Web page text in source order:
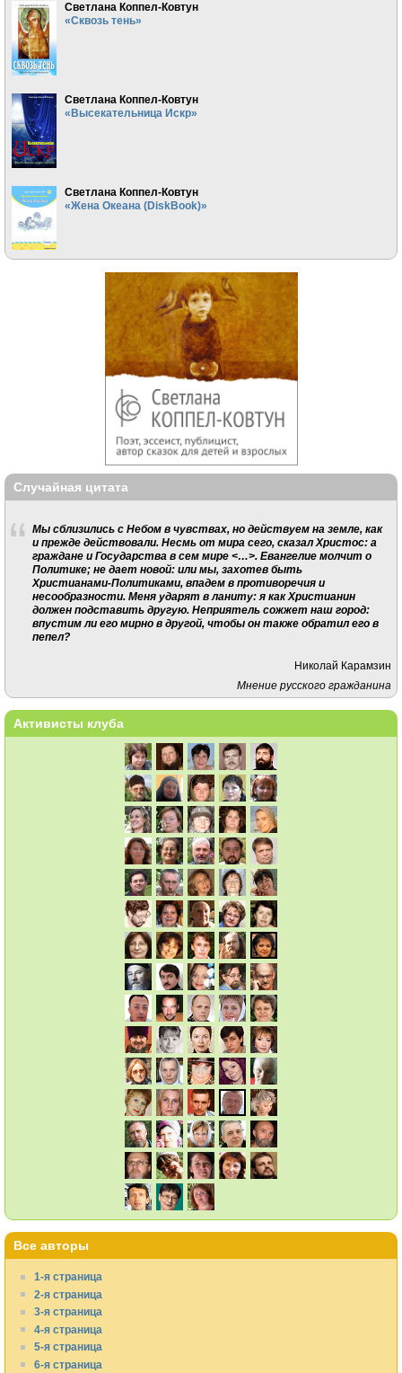
Светлана Коппел-Ковтун
«Сквозь тень»
Светлана Коппел-Ковтун
«Высекательница Искр»
Светлана Коппел-Ковтун
«Жена Океана (DiskBook)»
Случайная цитата
Мы сблизились с Небом в чувствах, но действуем на земле, как
и прежде действовали. Несмь от мира сего, сказал Христос: а
граждане и Государства в сем мире <…>. Евангелие молчит о
Политике; не дает новой: или мы, захотев быть
Христианами-Политиками, впадем в противоречия и
несообразности. Меня ударят в ланиту: я как Христианин
должен подставить другую. Неприятель сожжет наш город:
впустим ли его мирно в другой, чтобы он также обратил его в
пепел?
Николай Карамзин
Мнение русского гражданина
Активисты клуба
Все авторы
1-я страница
2-я страница
3-я страница
4-я страница
5-я страница
6-я страница